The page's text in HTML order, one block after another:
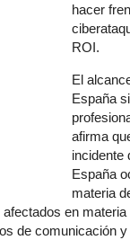
hacer
ROI.
El
España
afirma
incidente
España
materia
en
de comunicación